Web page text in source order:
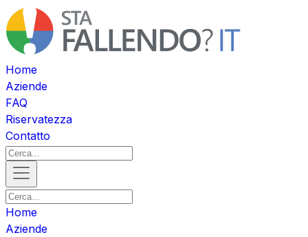
Home
Aziende
FAQ
Riservatezza
Contatto
Home
Aziende